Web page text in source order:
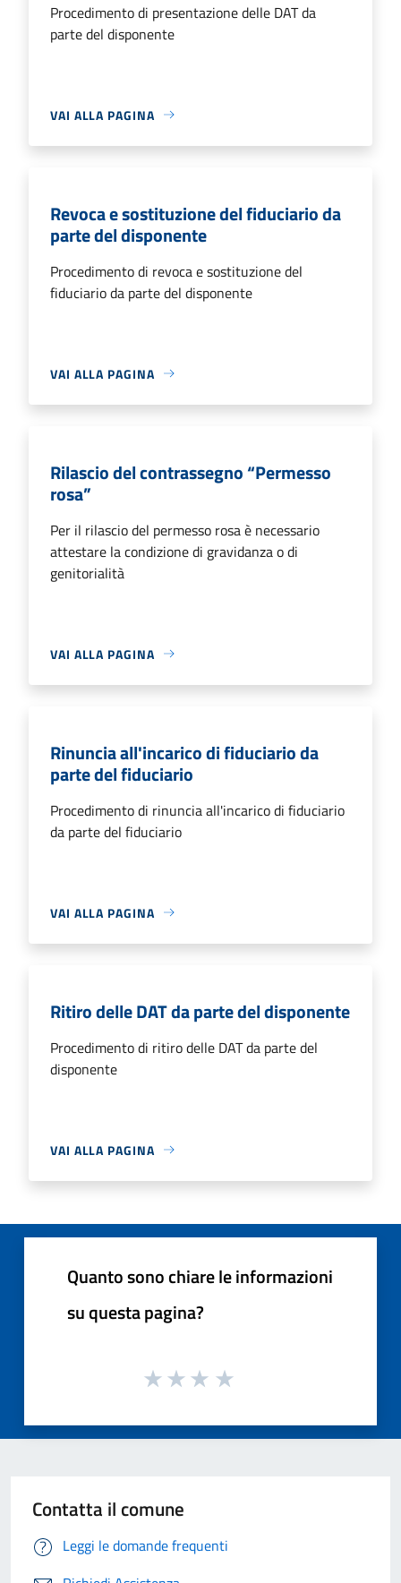
Procedimento di presentazione delle DAT da
parte del disponente
VAI ALLA PAGINA
Revoca e sostituzione del fiduciario da
parte del disponente
Procedimento di revoca e sostituzione del
fiduciario da parte del disponente
VAI ALLA PAGINA
Rilascio del contrassegno “Permesso
rosa”
Per il rilascio del permesso rosa è necessario
attestare la condizione di gravidanza o di
genitorialità
VAI ALLA PAGINA
Rinuncia all'incarico di fiduciario da
parte del fiduciario
Procedimento di rinuncia all'incarico di fiduciario
da parte del fiduciario
VAI ALLA PAGINA
Ritiro delle DAT da parte del disponente
Procedimento di ritiro delle DAT da parte del
disponente
VAI ALLA PAGINA
Quanto sono chiare le informazioni
su questa pagina?
Contatta il comune
Leggi le domande frequenti